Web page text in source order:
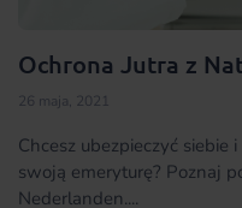
Ochrona Jutra z
26 maja, 2021
Chcesz ubezpieczyć siebie
swoją emeryturę? Poznaj
Nederlanden....